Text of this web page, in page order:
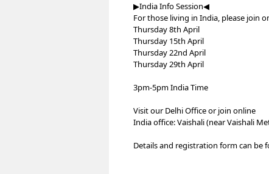
▶︎India Info Session◀︎
For those living in India, please join
Thursday 8th April
Thursday 15th April
Thursday 22nd April
Thursday 29th April
3pm-5pm India Time
Visit our Delhi Office or join online
India office: Vaishali (near Vaishali
Details and registration form can be